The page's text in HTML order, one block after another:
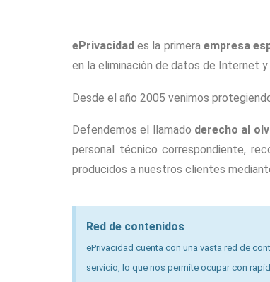
ePrivacidad es la primera empresa
en la eliminación de datos de Internet
Desde el año 2005 venimos
Defendemos el llamado derecho al
personal técnico correspondiente,
producidos a nuestros clientes
Red de contenidos
ePrivacidad cuenta con una vasta red de
servicio, lo que nos permite ocupar con